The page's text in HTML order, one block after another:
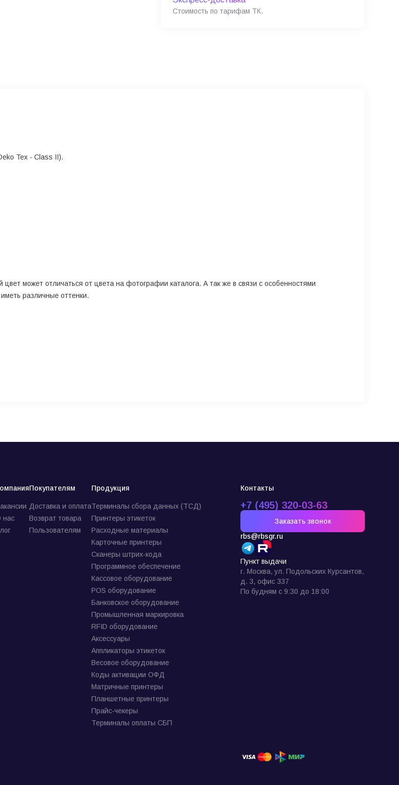
Стоимость по тарифам ТК.
Tex - Class II).
может отличаться от цвета на фотографии каталога. А так же в связи с особенностями
различные оттенки.
нас
Покупателям
Доставка и оплата
Возврат товара
Пользователям
Продукция
Терминалы сбора данных (ТСД)
Принтеры этикеток
Расходные материалы
Карточные принтеры
Сканеры штрих-кода
Программное обеспечение
Кассовое оборудование
POS оборудование
Банковское оборудование
Промышленная маркировка
RFID оборудование
Аксессуары
Аппликаторы этикеток
Весовое оборудование
Коды активации ОФД
Матричные принтеры
Планшетные принтеры
Прайс-чекеры
Терминалы оплаты СБП
Контакты
+7 (495) 320-03-63
Заказать звонок
rbs@rbsgr.ru
Пункт выдачи
г. Москва, ул. Подольских Курсантов,
д. 3, офис 337
По будням с 9:30 до 18:00